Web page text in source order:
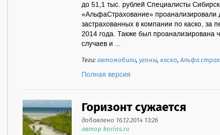
до 51,1 тыс. рублей Специалисты
«АльфаСтрахование» проанализировали
застрахованных в компании по каско, за
2014 года. Также был проанализирована
случаев и ...
Теги:автомобили,угоны,каско,Альфа
Полная версия
Горизонт сужается
добавлено 16.12.2014 13:26
автор korins.ru